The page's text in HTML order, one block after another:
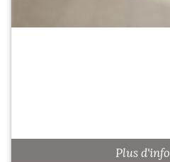
Plus